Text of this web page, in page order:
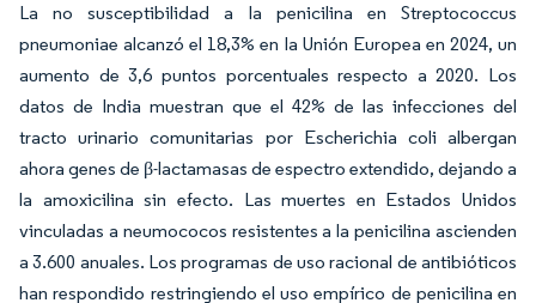
La no susceptibilidad a la penicilina en Streptococcus
pneumoniae alcanzó el 18,3% en la Unión Europea en 2024, un
aumento de 3,6 puntos porcentuales respecto a 2020. Los
datos de India muestran que el 42% de las infecciones del
tracto urinario comunitarias por Escherichia coli albergan
ahora genes de β-lactamasas de espectro extendido, dejando a
la amoxicilina sin efecto. Las muertes en Estados Unidos
vinculadas a neumococos resistentes a la penicilina ascienden
a 3.600 anuales. Los programas de uso racional de antibióticos
han respondido restringiendo el uso empírico de penicilina en